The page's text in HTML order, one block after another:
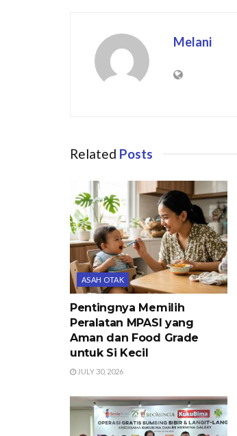
Melani
Related Posts
ASAH OTAK
Pentingnya Memilih
Peralatan MPASI yang
Aman dan Food Grade
untuk Si Kecil
JULY 30, 2026